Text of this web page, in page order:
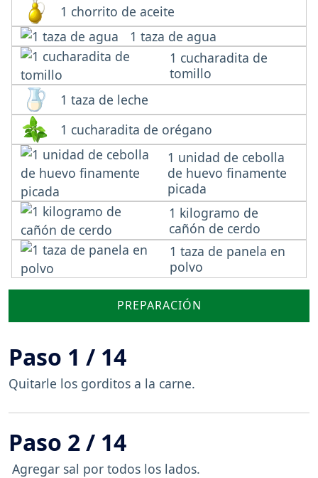
1 chorrito de aceite
1 taza de agua
1 cucharadita de
tomillo
1 taza de leche
1 cucharadita de orégano
1 unidad de cebolla
de huevo finamente
picada
1 kilogramo de
cañón de cerdo
1 taza de panela en
polvo
PREPARACIÓN
Paso 1 / 14
Quitarle los gorditos a la carne.
Paso 2 / 14
Agregar sal por todos los lados.